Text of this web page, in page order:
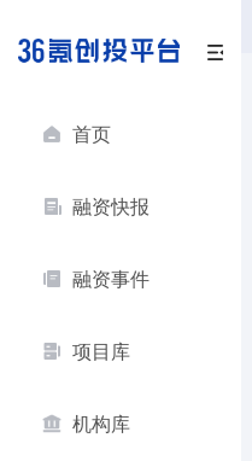
首页
融资快报
融资事件
项目库
机构库